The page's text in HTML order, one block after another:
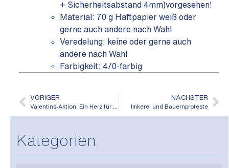
+ Sicherheitsabstand 4mm)vorgesehen!
Material: 70 g Haftpapier weiß oder
gerne auch andere nach Wahl
Veredelung: keine oder gerne auch
andere nach Wahl
Farbigkeit: 4/0-farbig
VORIGER NÄCHSTER
Imkerei und Bauernproteste
Kategorien